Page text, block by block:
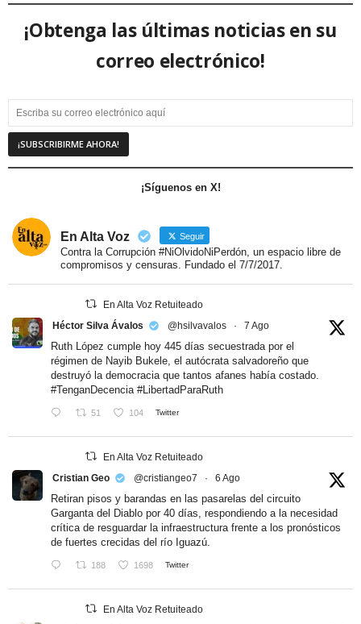
¡Obtenga las últimas noticias en su
correo electrónico!
¡Síguenos en X!
En Alta Voz Seguir
Contra la Corrupción #NiOlvidoNiPerdón, un espacio libre de
compromisos y censuras. Fundado el 7/7/2017.
En Alta Voz Retuiteado
Héctor Silva Ávalos
@hsilvavalos · 7 Ago
Ruth López cumple hoy 445 días secuestrada por el
régimen de Nayib Bukele, el autócrata salvadoreño que
destruyó la democracia que tantos afanes había costado.
#TenganDecencia #LibertadParaRuth
51 104 Twitter
En Alta Voz Retuiteado
Cristian Geo
@cristiangeo7 · 6 Ago
Retiran pisos y barandas en las pasarelas del circuito
Garganta del Diablo por 40 días, respondiendo a la necesidad
crítica de resguardar la infraestructura frente a los pronósticos
de fuertes crecidas del río Iguazú.
188 1698 Twitter
En Alta Voz Retuiteado